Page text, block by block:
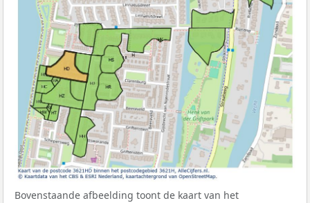
Bovenstaande afbeelding toont de kaart van het